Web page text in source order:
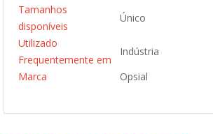
Tamanhos
disponíveis
Único
Utilizado
Frequentemente em
Indústria
Marca
Opsial